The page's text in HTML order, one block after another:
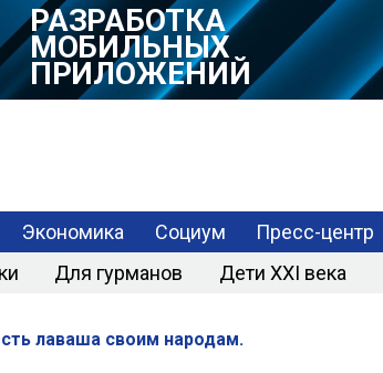
РАЗРАБОТКА
МОБИЛЬНЫХ
ПРИЛОЖЕНИЙ
Экономика Социум Пресс-центр
Для гурманов Дети XXI века
лаваша своим народам.